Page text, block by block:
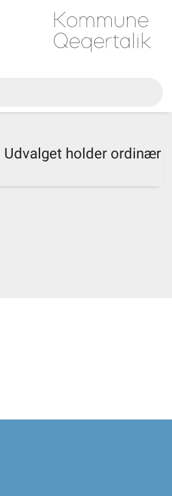
Udvalget holder ordinær